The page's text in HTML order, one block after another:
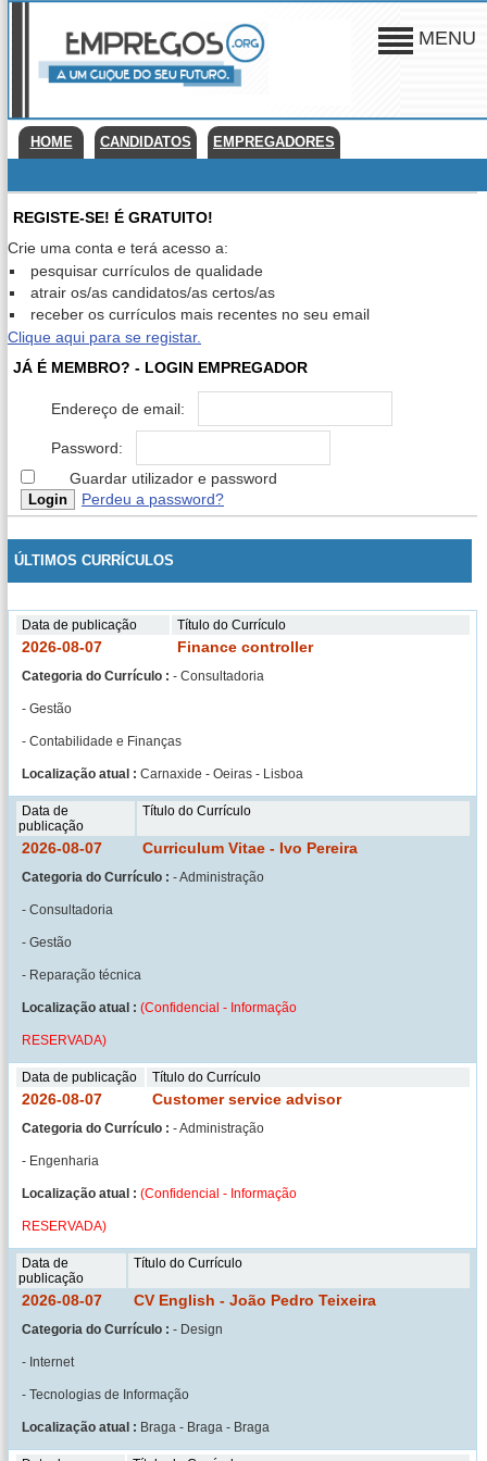
MENU
HOME CANDIDATOS EMPREGADORES
REGISTE-SE! É GRATUITO!
Crie uma conta e terá acesso a:
pesquisar currículos de qualidade
atrair os/as candidatos/as certos/as
receber os currículos mais recentes no seu email
Clique aqui para se registar.
JÁ É MEMBRO? - LOGIN EMPREGADOR
Endereço de email:
Password:
Guardar utilizador e password
Perdeu a password?
ÚLTIMOS CURRÍCULOS
Data de publicação Título do Currículo
2026-08-07 Finance controller
Categoria do Currículo : - Consultadoria
- Gestão
- Contabilidade e Finanças
Localização atual : Carnaxide - Oeiras - Lisboa
Data de
publicação
Título do Currículo
2026-08-07 Curriculum Vitae - Ivo Pereira
Categoria do Currículo : - Administração
- Consultadoria
- Gestão
- Reparação técnica
Localização atual : (Confidencial - Informação
RESERVADA)
Data de publicação Título do Currículo
2026-08-07 Customer service advisor
Categoria do Currículo : - Administração
- Engenharia
Localização atual : (Confidencial - Informação
RESERVADA)
Data de
publicação
Título do Currículo
2026-08-07 CV English - João Pedro Teixeira
Categoria do Currículo : - Design
- Internet
- Tecnologias de Informação
Localização atual : Braga - Braga - Braga